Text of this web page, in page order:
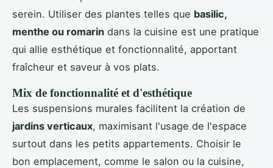
serein. Utiliser des plantes telles que basilic,
menthe ou romarin dans la cuisine est une pratique
qui allie esthétique et fonctionnalité, apportant
fraîcheur et saveur à vos plats.
Mix de fonctionnalité et d'esthétique
Les suspensions murales facilitent la création de
jardins verticaux, maximisant l'usage de l'espace
surtout dans les petits appartements. Choisir le
bon emplacement, comme le salon ou la cuisine,